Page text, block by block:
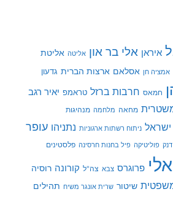
איראן אלי בר און אליטה אליטת
אמציה חן אסלאם ארצות הברית גדעון
חמאס חרבות ברזל טראמפ יאיר רגב
מחאה מלחמה מנהיגות
ניתוח רשתות ארגוניות נתניהו עופר
פוליטיקה פיל בחנות חרסינה פלסטינים
פרוגרס צבא צה"ל קורונה רוסיה
שיטור שרית אונגר משיח תהילים